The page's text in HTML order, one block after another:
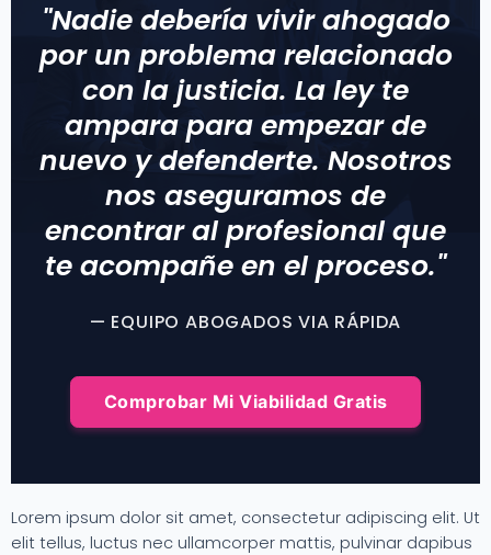
"Nadie debería vivir ahogado
por un problema relacionado
con la justicia. La ley te
ampara para empezar de
nuevo y defenderte. Nosotros
nos aseguramos de
encontrar al profesional que
te acompañe en el proceso."
— EQUIPO ABOGADOS VIA RÁPIDA
Comprobar Mi Viabilidad Gratis
Lorem ipsum dolor sit amet, consectetur adipiscing elit. Ut
elit tellus, luctus nec ullamcorper mattis, pulvinar dapibus